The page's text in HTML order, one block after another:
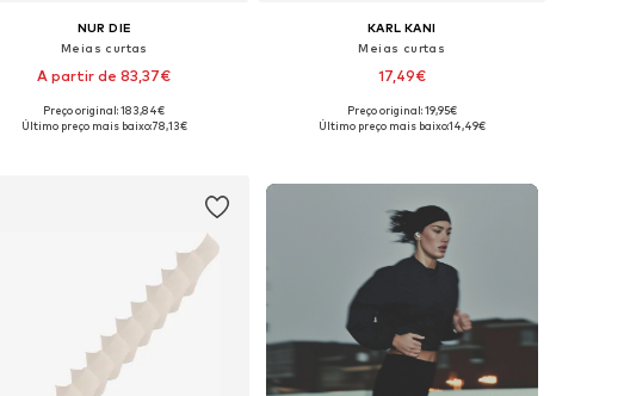
NUR DIE
Meias curtas
A partir de 83,37€
Tamanhos disponíveis: 35-38, 39-42
Preço original: 183,84€
Último preço mais baixo:78,13€
KARL KANI
Meias curtas
17,49€
Tamanhos disponíveis: 35-38, 39-42, 43-46
Preço original: 19,95€
Último preço mais baixo:14,49€